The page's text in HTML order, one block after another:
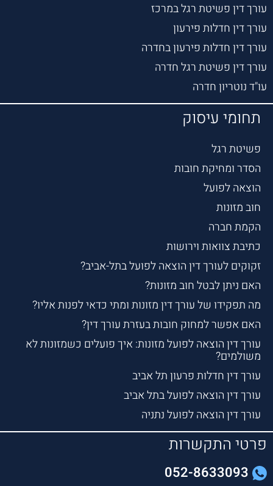
עורך דין פשיטת רגל במרכז
עורך דין חדלות פירעון
עורך דין חדלות פירעון בחדרה
עורך דין פשיטת רגל חדרה
עו"ד נוטריון חדרה
תחומי עיסוק
פשיטת רגל
הסדר ומחיקת חובות
הוצאה לפועל
חוב מזונות
הקמת חברה
כתיבת צוואות וירושות
זקוקים לעורך דין הוצאה לפועל בתל-אביב?
האם ניתן לבטל חוב מזונות?
מה תפקידו של עורך דין מזונות ומתי כדאי לפנות אליו?
האם אפשר למחוק חובות בעזרת עורך דין?
עורך דין הוצאה לפועל מזונות: איך פועלים כשמזונות לא
משולמים?
עורך דין חדלות פרעון תל אביב
עורך דין הוצאה לפועל בתל אביב
עורך דין הוצאה לפועל נתניה
פרטי התקשרות
052-8633093